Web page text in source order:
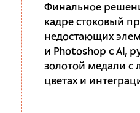
Финальное
кадре стоковый
недостающих
и Photoshop с AI,
золотой медали
цветах и